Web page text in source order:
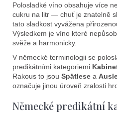
d
a
c
p
r
v
k
v
Polosladké víno obsahuje více
cukru na litr — chuť je znatelně
tato sladkost vyvážena
Výsledkem je víno které
svěže a harmonicky.
V německé terminologii se
predikátními kategoriemi
Rakous to jsou Spätlese a
označuje jinou úroveň zralosti
Německé predikátní